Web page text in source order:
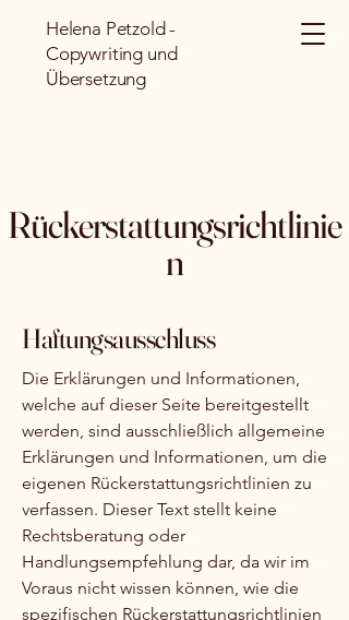
Helena Petzold -
Copywriting und
Übersetzung
Rückerstattungsrichtlinie
n
Haftungsausschluss
Die Erklärungen und Informationen,
welche auf dieser Seite bereitgestellt
werden, sind ausschließlich allgemeine
Erklärungen und Informationen, um die
eigenen Rückerstattungsrichtlinien zu
verfassen. Dieser Text stellt keine
Rechtsberatung oder
Handlungsempfehlung dar, da wir im
Voraus nicht wissen können, wie die
spezifischen Rückerstattungsrichtlinien